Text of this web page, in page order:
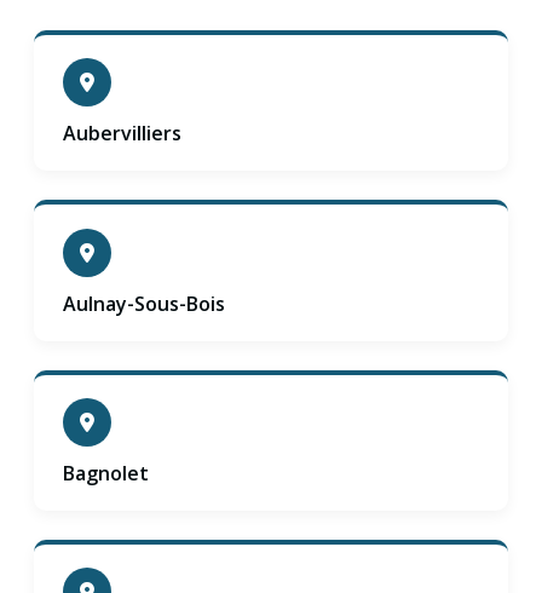
Aubervilliers
Aulnay-Sous-Bois
Bagnolet